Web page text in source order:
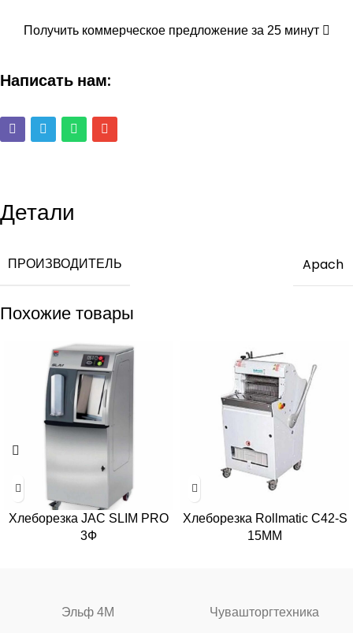
Получить коммерческое предложение за 25 минут
Написать нам:
Детали
ПРОИЗВОДИТЕЛЬ Apach
Похожие товары
Хлеборезка JAC SLIM PRO
3Ф
Хлеборезка Rollmatic C42-S
15MM
Эльф 4М Чувашторгтехника